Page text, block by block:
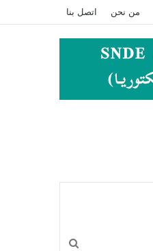
من نحن اتصل بنا
بحث